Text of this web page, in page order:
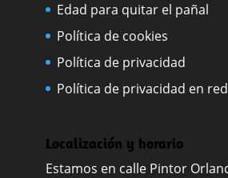
Edad para quitar el pañal
Política de cookies
Política de privacidad
Política de privacidad en
Localización y horario
Estamos en calle Pintor